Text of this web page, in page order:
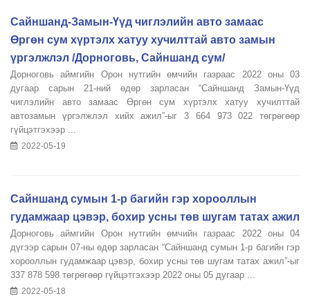
Сайншанд-Замын-Үүд чиглэлийн авто замаас
Өргөн сум хүртэлх хатуу хучилттай авто замын
үргэлжлэл /Дорноговь, Сайншанд сум/
Дорноговь аймгийн Орон нутгийн өмчийн газраас 2022 оны 03
дугаар сарын 21-ний өдөр зарласан “Сайншанд Замын-Үүд
чиглэлийн авто замаас Өргөн сум хүртэлх хатуу хучилттай
автозамын үргэлжлэл хийх ажил”-ыг 3 664 973 022 төгрөгөөр
гүйцэтгэхээр ...
2022-05-19
Сайншанд сумын 1-р багийн гэр хорооллын
гудамжаар цэвэр, бохир усны төв шугам татах ажил
Дорноговь аймгийн Орон нутгийн өмчийн газраас 2022 оны 04
дүгээр сарын 07-ны өдөр зарласан “Сайншанд сумын 1-р багийн гэр
хорооллын гудамжаар цэвэр, бохир усны төв шугам татах ажил”-ыг
337 878 598 төгрөгөөр гүйцэтгэхээр 2022 оны 05 дугаар ...
2022-05-18